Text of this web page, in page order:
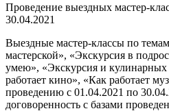
Проведение выездных мастер-
30.04.2021
Выездные мастер-классы по
мастерской», «Экскурсия в
умею», «Экскурсия и кулинарных
работает кино», «Как работает
проведению с 01.04.2021 по
договоренность с базами